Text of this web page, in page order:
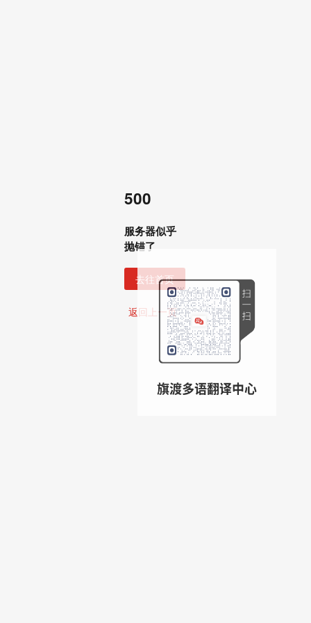
500
服务器似乎
抛锚了
去往首页
返回上一页